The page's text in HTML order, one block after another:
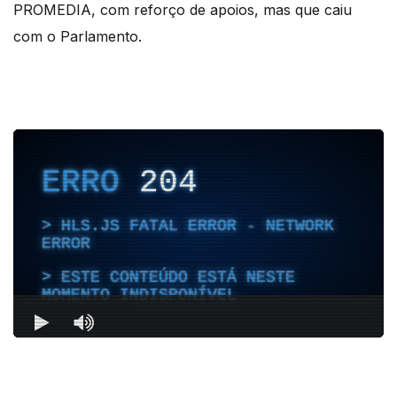
PROMEDIA, com reforço de apoios, mas que caiu
com o Parlamento.